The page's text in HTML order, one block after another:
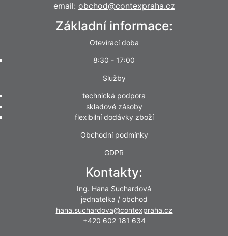
email: obchod@contexpraha.cz
Základní informace:
Otevírací doba
8:30 - 17:00
Služby
technická podpora
skladové zásoby
flexibilní dodávky zboží
Obchodní podmínky
GDPR
Kontakty:
Ing. Hana Suchardová
jednatelka / obchod
hana.suchardova@contexpraha.cz
+420 602 181 634